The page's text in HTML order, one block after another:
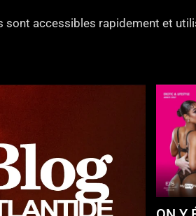
sont accessibles rapidement et